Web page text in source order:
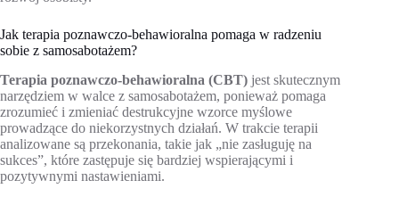
Jak terapia poznawczo-behawioralna pomaga w radzeniu
sobie z samosabotażem?
Terapia poznawczo-behawioralna (CBT) jest skutecznym
narzędziem w walce z samosabotażem, ponieważ pomaga
zrozumieć i zmieniać destrukcyjne wzorce myślowe
prowadzące do niekorzystnych działań. W trakcie terapii
analizowane są przekonania, takie jak „nie zasługuję na
sukces”, które zastępuje się bardziej wspierającymi i
pozytywnymi nastawieniami.